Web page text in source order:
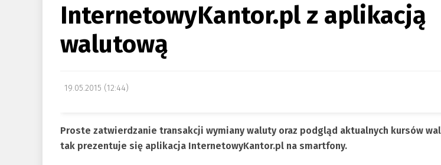
InternetowyKantor.pl z aplikacją
walutową
19.05.2015 (12:44)
Proste zatwierdzanie transakcji wymiany waluty oraz podgląd aktualnych kursów
tak prezentuje się aplikacja InternetowyKantor.pl na smartfony.